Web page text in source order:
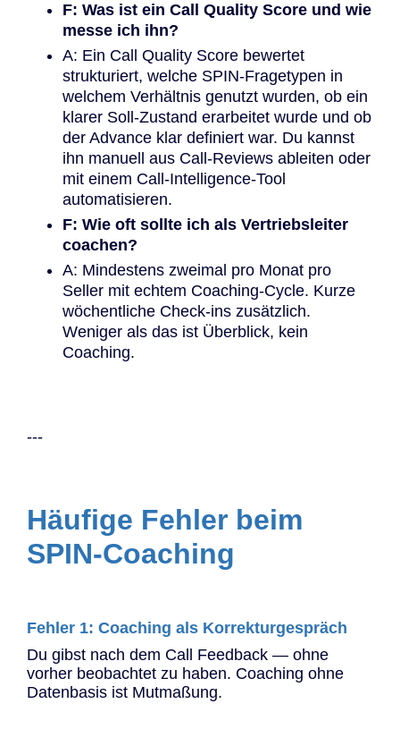
F: Was ist ein Call Quality Score und wie
messe ich ihn?
A: Ein Call Quality Score bewertet
strukturiert, welche SPIN-Fragetypen in
welchem Verhältnis genutzt wurden, ob ein
klarer Soll-Zustand erarbeitet wurde und ob
der Advance klar definiert war. Du kannst
ihn manuell aus Call-Reviews ableiten oder
mit einem Call-Intelligence-Tool
automatisieren.
F: Wie oft sollte ich als Vertriebsleiter
coachen?
A: Mindestens zweimal pro Monat pro
Seller mit echtem Coaching-Cycle. Kurze
wöchentliche Check-ins zusätzlich.
Weniger als das ist Überblick, kein
Coaching.
---
Häufige Fehler beim
SPIN-Coaching
Fehler 1: Coaching als Korrekturgespräch
Du gibst nach dem Call Feedback — ohne
vorher beobachtet zu haben. Coaching ohne
Datenbasis ist Mutmaßung.